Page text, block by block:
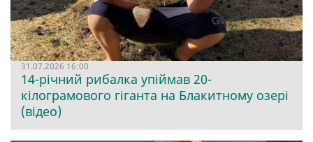
31.07.2026 16:00
14-річний рибалка упіймав 20-
кілограмового гіганта на Блакитному озері
(відео)